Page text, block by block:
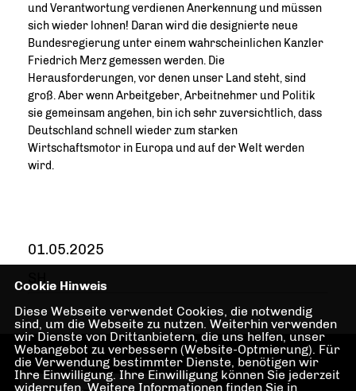
und Verantwortung verdienen Anerkennung und müssen
sich wieder lohnen! Daran wird die designierte neue
Bundesregierung unter einem wahrscheinlichen Kanzler
Friedrich Merz gemessen werden. Die
Herausforderungen, vor denen unser Land steht, sind
groß. Aber wenn Arbeitgeber, Arbeitnehmer und Politik
sie gemeinsam angehen, bin ich sehr zuversichtlich, dass
Deutschland schnell wieder zum starken
Wirtschaftsmotor in Europa und auf der Welt werden
wird.
01.05.2025
SH
Cookie Hinweis
Diese Webseite verwendet Cookies, die notwendig
sind, um die Webseite zu nutzen. Weiterhin verwenden
wir Dienste von Drittanbietern, die uns helfen, unser
Webangebot zu verbessern (Website-Optmierung). Für
die Verwendung bestimmter Dienste, benötigen wir
Ihre Einwilligung. Ihre Einwilligung können Sie jederzeit
widerrufen. Weitere Informationen finden Sie in